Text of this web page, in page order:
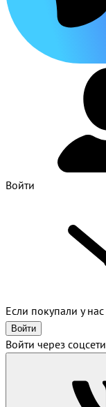
Войти
Если покупали у нас
Войти
Войти через соцсети